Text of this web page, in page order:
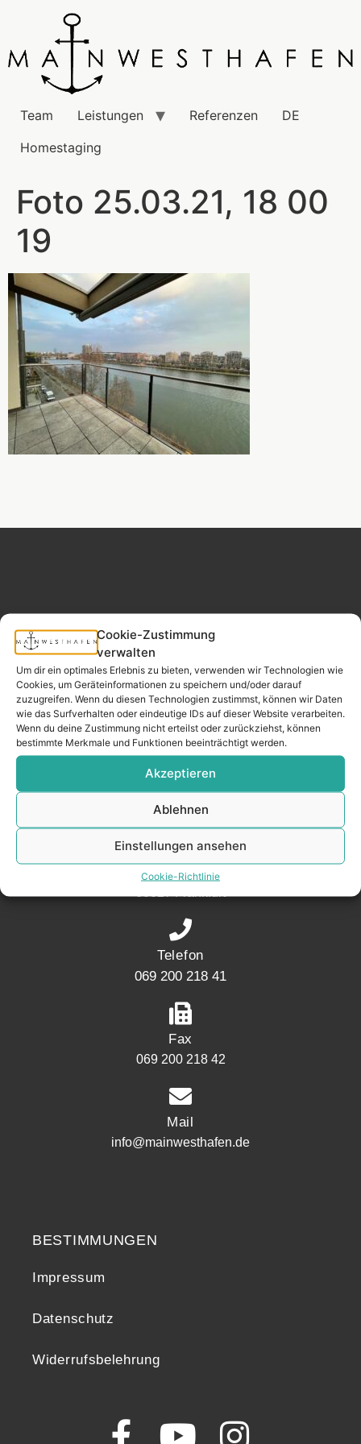
Cookie-Zustimmung
verwalten
Um dir ein optimales Erlebnis zu bieten, verwenden wir Technologien wie
Cookies, um Geräteinformationen zu speichern und/oder darauf
zuzugreifen. Wenn du diesen Technologien zustimmst, können wir Daten
wie das Surfverhalten oder eindeutige IDs auf dieser Website verarbeiten.
Wenn du deine Zustimmung nicht erteilst oder zurückziehst, können
bestimmte Merkmale und Funktionen beeinträchtigt werden.
Akzeptieren
Ablehnen
Einstellungen ansehen
Cookie-Richtlinie
Team Leistungen Referenzen
DE
Homestaging
Foto 25.03.21, 18 00
19
IMMOBILIEN
Ihr Immobilienpartner
aus der
Nachbarschaft.
– seit 2017.
Widerrufsrecht
KONTAKT
Adresse
Mainwesthafen Immobilien Speicherstraße 5
Telefon
069 200 218 41
Fax
069 200 218 42
Mail
info@mainwesthafen.de
BESTIMMUNGEN
Impressum
Datenschutz
Widerrufsbelehrung